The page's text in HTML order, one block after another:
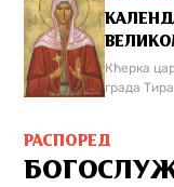
Кћерка
града
РАСПОРЕД